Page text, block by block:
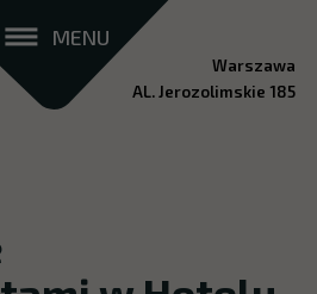
MENU
Warszawa
AL. Jerozolimskie 185